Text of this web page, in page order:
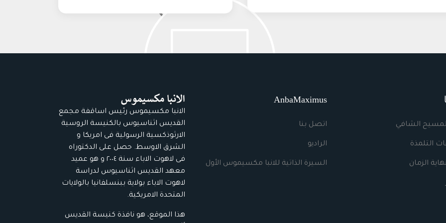
الشافي
التلمذة
الزمان
AnbaMaximus
اتصل بنا
الراديو
السيرة الذاتية للانبا مكسيموس الأول
الانبا مكسيموس رئيس اساقفة مجمع
القديس اثناسيوس بالكنيسة الروسية
الارثوذكسية الرسولية فى امريكا و
الشرق الاوسط. حصل على الدكتوراه
فى لاهوت الاباء سنة ٢٠٠٤ و هو عميد
معهد القديس اثناسيوس لدراسة
لاهوت الاباء بولاية ببنسلفانيا بالولايات
المتحدة الامريكية.
هذا الموقع، هو نافذة كنيسة القديس